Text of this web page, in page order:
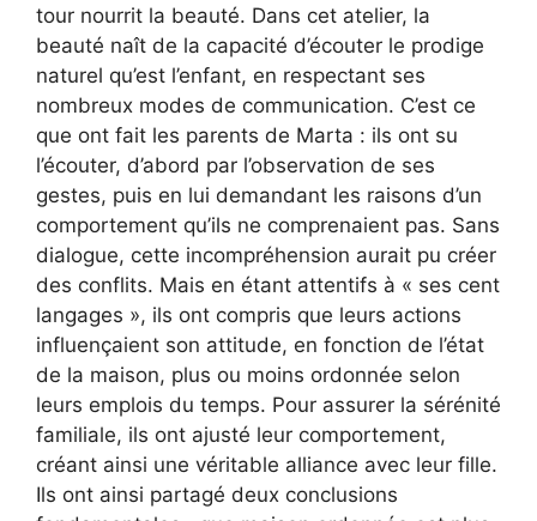
tour nourrit la beauté. Dans cet atelier, la
beauté naît de la capacité d’écouter le prodige
naturel qu’est l’enfant, en respectant ses
nombreux modes de communication. C’est ce
que ont fait les parents de Marta : ils ont su
l’écouter, d’abord par l’observation de ses
gestes, puis en lui demandant les raisons d’un
comportement qu’ils ne comprenaient pas. Sans
dialogue, cette incompréhension aurait pu créer
des conflits. Mais en étant attentifs à « ses cent
langages », ils ont compris que leurs actions
influençaient son attitude, en fonction de l’état
de la maison, plus ou moins ordonnée selon
leurs emplois du temps. Pour assurer la sérénité
familiale, ils ont ajusté leur comportement,
créant ainsi une véritable alliance avec leur fille.
Ils ont ainsi partagé deux conclusions